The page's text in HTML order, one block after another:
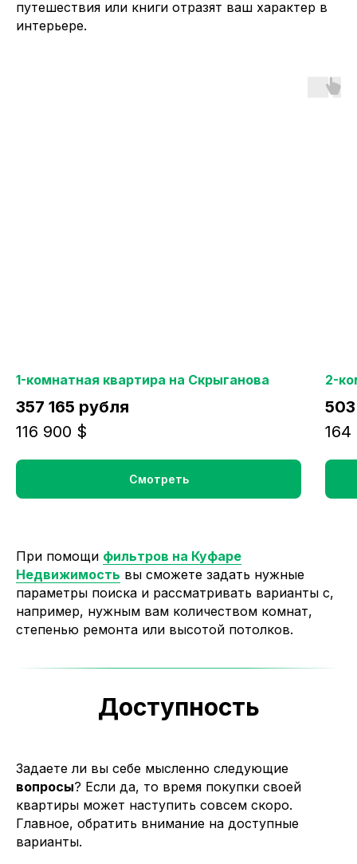
путешествия или книги отразят ваш характер в
интерьере.
1-комнатная квартира на Скрыганова
357 165 рубля
116 900 $
Смотреть
2-
При помощи фильтров на Куфаре
Недвижимость вы сможете задать нужные
параметры поиска и рассматривать варианты с,
например, нужным вам количеством комнат,
степенью ремонта или высотой потолков.
Доступность
Задаете ли вы себе мысленно следующие
вопросы? Если да, то время покупки своей
квартиры может наступить совсем скоро.
Главное, обратить внимание на доступные
варианты.